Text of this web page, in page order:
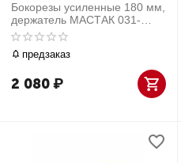
Бокорезы усиленные 180 мм,
держатель МАСТАК 031-
10180H
предзаказ
2 080₽